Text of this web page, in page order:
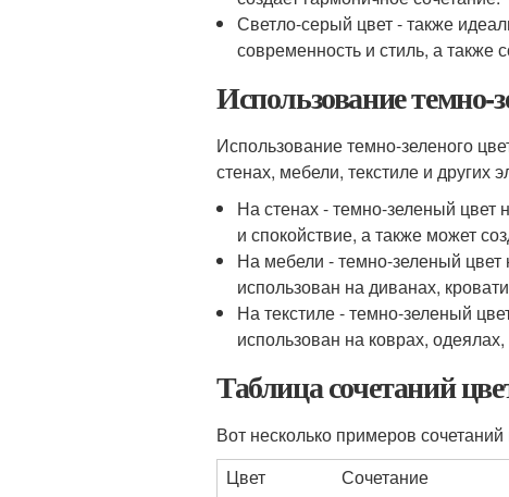
Светло-серый цвет - также
современность и стиль, а также
Использование темно-
Использование темно-зеленого
стенах, мебели, текстиле и других
На стенах - темно-зеленый цвет
и спокойствие, а также может
На мебели - темно-зеленый цвет
использован на диванах,
На текстиле - темно-зеленый
использован на коврах,
Таблица сочетаний
Вот несколько примеров
Цвет
Сочетание